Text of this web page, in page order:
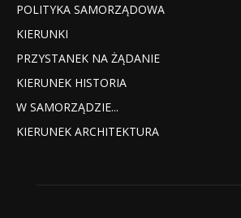
POLITYKA SAMORZĄDOWA
KIERUNKI
PRZYSTANEK NA ŻĄDANIE
KIERUNEK HISTORIA
W SAMORZĄDZIE...
KIERUNEK ARCHITEKTURA